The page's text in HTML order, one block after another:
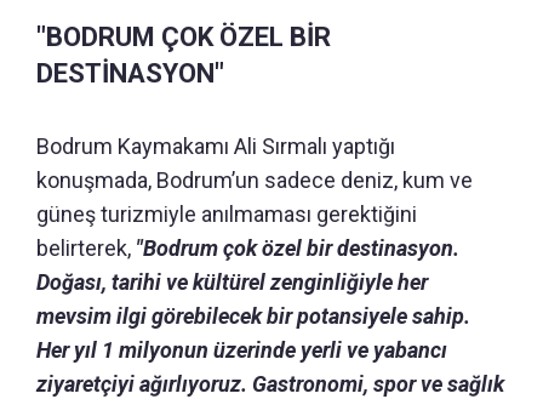
"BODRUM ÇOK ÖZEL BİR
DESTİNASYON"
Bodrum Kaymakamı Ali Sırmalı yaptığı
konuşmada, Bodrum’un sadece deniz, kum ve
güneş turizmiyle anılmaması gerektiğini
belirterek, "Bodrum çok özel bir destinasyon.
Doğası, tarihi ve kültürel zenginliğiyle her
mevsim ilgi görebilecek bir potansiyele sahip.
Her yıl 1 milyonun üzerinde yerli ve yabancı
ziyaretçiyi ağırlıyoruz. Gastronomi, spor ve sağlık